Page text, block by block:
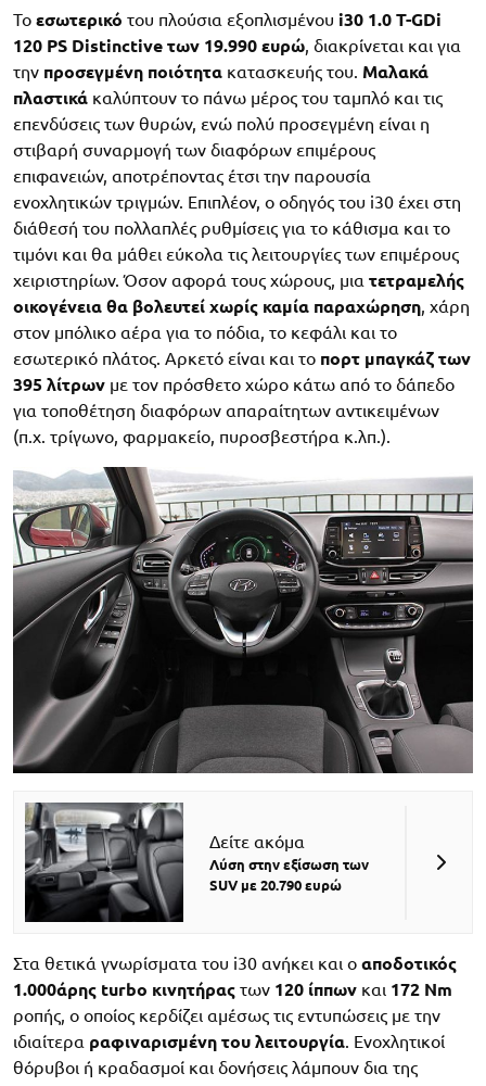
Το εσωτερικό του πλούσια εξοπλισμένου i30 1.0 T-GDi
120 PS Distinctive των 19.990 ευρώ, διακρίνεται και για
την προσεγμένη ποιότητα κατασκευής του. Μαλακά
πλαστικά καλύπτουν το πάνω μέρος του ταμπλό και τις
επενδύσεις των θυρών, ενώ πολύ προσεγμένη είναι η
στιβαρή συναρμογή των διαφόρων επιμέρους
επιφανειών, αποτρέποντας έτσι την παρουσία
ενοχλητικών τριγμών. Επιπλέον, ο οδηγός του i30 έχει στη
διάθεσή του πολλαπλές ρυθμίσεις για το κάθισμα και το
τιμόνι και θα μάθει εύκολα τις λειτουργίες των επιμέρους
χειριστηρίων. Όσον αφορά τους χώρους, μια τετραμελής
οικογένεια θα βολευτεί χωρίς καμία παραχώρηση, χάρη
στον μπόλικο αέρα για το πόδια, το κεφάλι και το
εσωτερικό πλάτος. Αρκετό είναι και το πορτ μπαγκάζ των
395 λίτρων με τον πρόσθετο χώρο κάτω από το δάπεδο
για τοποθέτηση διαφόρων απαραίτητων αντικειμένων
(π.χ. τρίγωνο, φαρμακείο, πυροσβεστήρα κ.λπ.).
Δείτε ακόμα
Λύση στην εξίσωση των
SUV με 20.790 ευρώ
Στα θετικά γνωρίσματα του i30 ανήκει και ο αποδοτικός
1.000άρης turbo κινητήρας των 120 ίππων και 172 Nm
ροπής, ο οποίος κερδίζει αμέσως τις εντυπώσεις με την
ιδιαίτερα ραφιναρισμένη του λειτουργία. Ενοχλητικοί
θόρυβοι ή κραδασμοί και δονήσεις λάμπουν δια της